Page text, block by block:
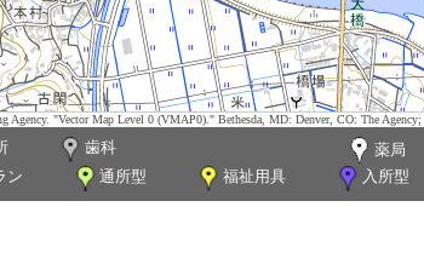
Agency. "Vector Map Level 0 (VMAP0)." Bethesda, MD: Denver, CO: The
歯科
薬局
ン 通所型 福祉用具 入所型